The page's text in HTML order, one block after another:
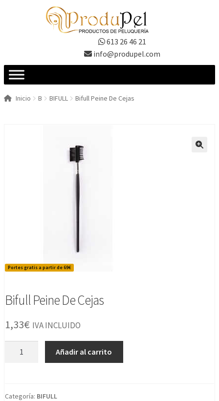
613 26 46 21
info@produpel.com
Inicio B BIFULL Bifull Peine De Cejas
Portes gratis a partir de 69€
Bifull Peine De Cejas
1,33€ IVA INCLUIDO
cantidad
Añadir al carrito
Categoría: BIFULL